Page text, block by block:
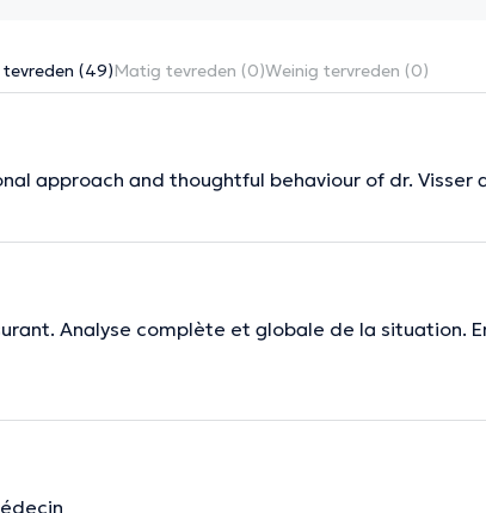
tevreden (49)Matig tevreden (0)Weinig tervreden (0)
approach and thoughtful behaviour of dr. Visser
Analyse complète et globale de la situation.